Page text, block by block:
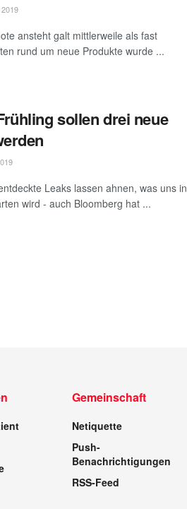
ansteht galt mittlerweile als fast
rund um neue Produkte wurde ...
sollen drei neue
Leaks lassen ahnen, was uns in
wird - auch Bloomberg hat ...
Gemeinschaft
Netiquette
Push-
Benachrichtigungen
RSS-Feed